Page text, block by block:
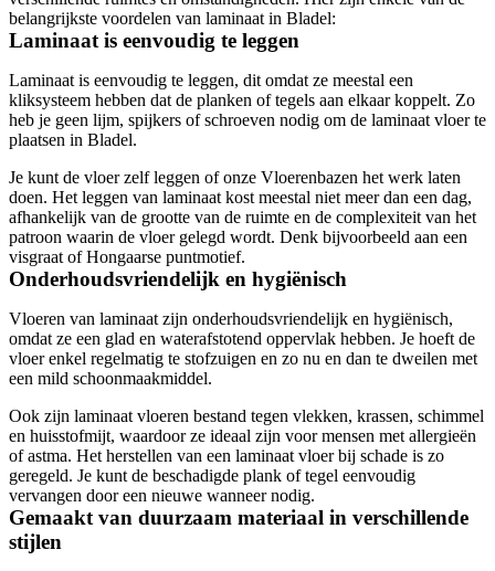
belangrijkste voordelen van laminaat in Bladel:
Laminaat is eenvoudig te leggen
Laminaat is eenvoudig te leggen, dit omdat ze meestal een
kliksysteem hebben dat de planken of tegels aan elkaar koppelt. Zo
heb je geen lijm, spijkers of schroeven nodig om de laminaat vloer te
plaatsen in Bladel.
Je kunt de vloer zelf leggen of onze Vloerenbazen het werk laten
doen. Het leggen van laminaat kost meestal niet meer dan een dag,
afhankelijk van de grootte van de ruimte en de complexiteit van het
patroon waarin de vloer gelegd wordt. Denk bijvoorbeeld aan een
visgraat of Hongaarse puntmotief.
Onderhoudsvriendelijk en hygiënisch
Vloeren van laminaat zijn onderhoudsvriendelijk en hygiënisch,
omdat ze een glad en waterafstotend oppervlak hebben. Je hoeft de
vloer enkel regelmatig te stofzuigen en zo nu en dan te dweilen met
een mild schoonmaakmiddel.
Ook zijn laminaat vloeren bestand tegen vlekken, krassen, schimmel
en huisstofmijt, waardoor ze ideaal zijn voor mensen met allergieën
of astma. Het herstellen van een laminaat vloer bij schade is zo
geregeld. Je kunt de beschadigde plank of tegel eenvoudig
vervangen door een nieuwe wanneer nodig.
Gemaakt van duurzaam materiaal in verschillende
stijlen